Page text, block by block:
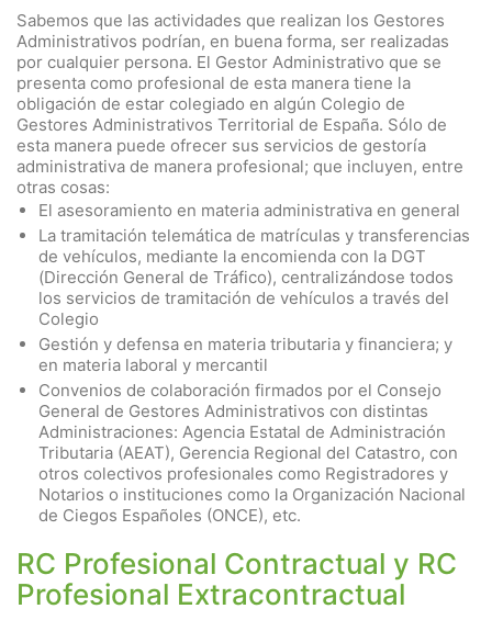
Sabemos que las actividades que realizan los Gestores
Administrativos podrían, en buena forma, ser realizadas
por cualquier persona. El Gestor Administrativo que se
presenta como profesional de esta manera tiene la
obligación de estar colegiado en algún Colegio de
Gestores Administrativos Territorial de España. Sólo de
esta manera puede ofrecer sus servicios de gestoría
administrativa de manera profesional; que incluyen, entre
otras cosas:
El asesoramiento en materia administrativa en general
La tramitación telemática de matrículas y transferencias
de vehículos, mediante la encomienda con la DGT
(Dirección General de Tráfico), centralizándose todos
los servicios de tramitación de vehículos a través del
Colegio
Gestión y defensa en materia tributaria y financiera; y
en materia laboral y mercantil
Convenios de colaboración firmados por el Consejo
General de Gestores Administrativos con distintas
Administraciones: Agencia Estatal de Administración
Tributaria (AEAT), Gerencia Regional del Catastro, con
otros colectivos profesionales como Registradores y
Notarios o instituciones como la Organización Nacional
de Ciegos Españoles (ONCE), etc.
RC Profesional Contractual y RC
Profesional Extracontractual